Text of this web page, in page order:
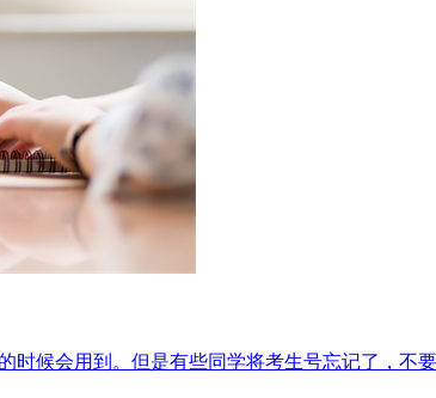
时候会用到。但是有些同学将考生号忘记了，